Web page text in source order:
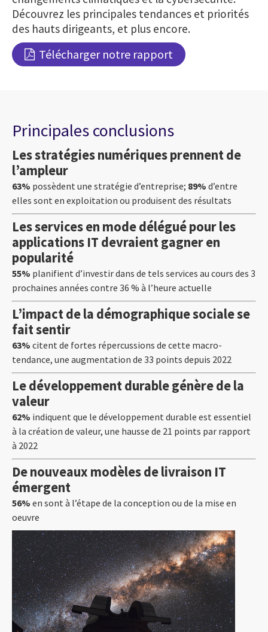
Découvrez les principales tendances et priorités
des hauts dirigeants, et plus encore.
Télécharger notre rapport
Principales conclusions
Les stratégies numériques prennent de
l’ampleur
63% possèdent une stratégie d’entreprise; 89% d’entre
elles sont en exploitation ou produisent des résultats
Les services en mode délégué pour les
applications IT devraient gagner en
popularité
55% planifient d’investir dans de tels services au cours des 3
prochaines années contre 36 % à l’heure actuelle
L’impact de la démographique sociale se
fait sentir
63% citent de fortes répercussions de cette macro-
tendance, une augmentation de 33 points depuis 2022
Le développement durable génère de la
valeur
62% indiquent que le développement durable est essentiel
à la création de valeur, une hausse de 21 points par rapport
à 2022
De nouveaux modèles de livraison IT
émergent
56% en sont à l’étape de la conception ou de la mise en
oeuvre